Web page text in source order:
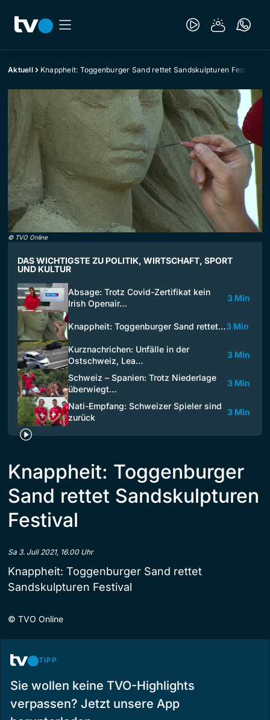
Aktuell Knappheit: Toggenburger Sand rettet Sandskulpturen Festival
© TVO Online
DAS WICHTIGSTE ZU POLITIK, WIRTSCHAFT, SPORT
UND KULTUR
Absage: Trotz Covid-Zertifikat kein
Irish Openair…
3 Min
Knappheit: Toggenburger Sand rettet…3 Min
Kurznachrichen: Unfälle in der
Ostschweiz, Lea…
3 Min
Schweiz – Spanien: Trotz Niederlage
überwiegt…
3 Min
Nati-Empfang: Schweizer Spieler sind
zurück
3 Min
Knappheit: Toggenburger
Sand rettet Sandskulpturen
Festival
Sa 3. Juli 2021, 16.00 Uhr
Knappheit: Toggenburger Sand rettet
Sandskulpturen Festival
© TVO Online
TIPP
Sie wollen keine TVO-Highlights
verpassen? Jetzt unsere App